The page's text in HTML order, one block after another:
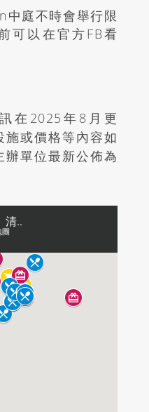
庭不時會舉行限
可以在官方FB看
在 2025 年8月更
施或價格等內容如
辦單位最新公佈為